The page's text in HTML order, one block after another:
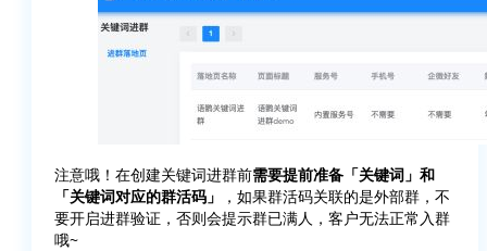
注意哦！在创建关键词进群前需要提前准备「关键词」和
「关键词对应的群活码」
，如果群活码关联的是外部群，不
要开启进群验证，否则会提示群已满人，客户无法正常入群
哦~